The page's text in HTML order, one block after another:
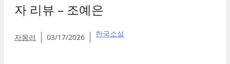
자 리뷰 – 조예은
자몽러 03/17/2026 한국소설